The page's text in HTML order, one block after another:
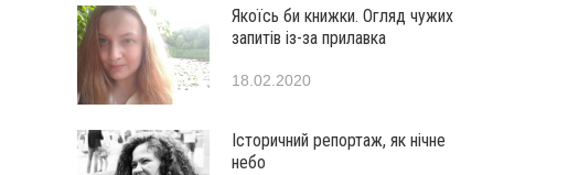
Якоїсь би книжки. Огляд чужих
запитів із-за прилавка
18.02.2020
Історичний репортаж, як нічне
небо